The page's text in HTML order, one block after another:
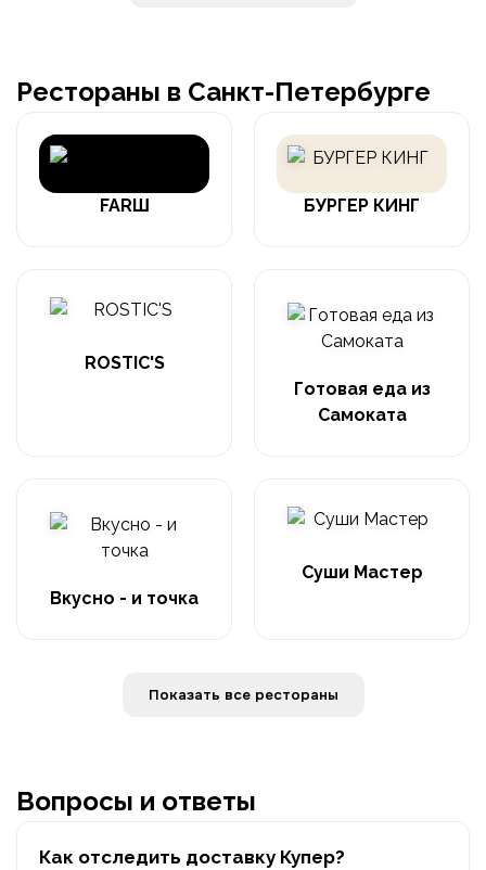
Рестораны в Санкт-Петербурге
FARШ БУРГЕР КИНГ
ROSTIC'S
Готовая еда из
Самоката
Вкусно - и точка
Суши Мастер
Показать все рестораны
Вопросы и ответы
Как отследить доставку Купер?